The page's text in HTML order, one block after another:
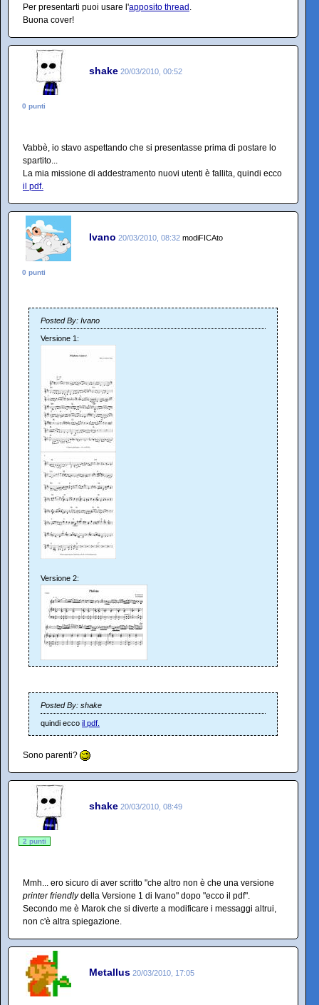
Per presentarti puoi usare l'apposito thread .
Buona cover!
shake 20/03/2010, 00:52
0 punti
Vabbè, io stavo aspettando che si presentasse prima di postare lo
spartito...
La mia missione di addestramento nuovi utenti è fallita, quindi ecco
il pdf.
Ivano 20/03/2010, 08:32 modiFICAto
0 punti
Posted By: Ivano
Versione 1:
Versione 2:
Posted By: shake
quindi ecco il pdf.
Sono parenti?
shake 20/03/2010, 08:49
2 punti
Mmh... ero sicuro di aver scritto "che altro non è che una versione
printer friendlydella Versione 1 di Ivano" dopo "ecco il pdf".
Secondo me è Marok che si diverte a modificare i messaggi altrui,
non c'è altra spiegazione.
Metallus 20/03/2010, 17:05